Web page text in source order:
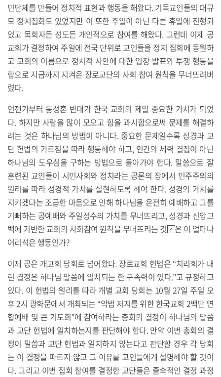
민단체를 만들어 정치적 표현과 행동을 해왔다. 기독교인들의 대규
모 정치집회도 있었지만 이 또한 주일이 아닌 다른 휴일에 진행되
었고 목회자든 성도든 개인적으로 참여를 해왔다. 그런데 이제 공
교회가 결정하여 주일에 전국 단위로 교인들을 정치 집회에 동원하
고 교회의 이름으로 정치적 사안에 대한 입장 발표와 투쟁 행동을
함으로 지금까지 지켜온 장로교단의 사회 참여 원칙을 무너뜨려버
렸다.
언젠가부터 동성혼 반대가 한국 교회의 제일 중요한 가치가 되었
다. 하지만 사람을 많이 모으고 힘을 과시함으로써 문제를 해결하
려는 것은 하나님의 방법이 아니다. 중요한 문제일수록 성경과 교
단 헌법의 가르침을 따라 행동해야 하고, 인간의 세력 결집이 아닌
하나님의 도우심을 구하는 방법으로 돌아가야 한다. 말씀으로 잘
훈련된 교인들이 시민사회와 정치라는 공론의 장에서 민주주의의
원리를 따라 성경적 가치를 실현하도록 해야 한다. 성경의 가치를
지키겠다는 조급한 마음으로 인해 하나님을 온전히 예배하고 그를
기뻐하는 공예배와 주일성수의 가치를 무너뜨리고, 성경과 신앙고
백에 기반한 교회의 사회참여 원칙을 무너뜨리는 것은 이 얼마나
어리석은 행동인가?
이제 공은 개교회 당회로 넘어왔다. 장로교회 헌법은 “치리회가 내
린 결정은 하나님 말씀에 일치되는 한 구속력이 있다.”고 규정하고
있다. 이 헌법의 원리를 따라 개별 교회 당회는 10월 27일 주일 오
후 2시 광화문에서 개최되는 “악법 저지를 위한 한국교회 2백만 연
합예배 및 큰 기도회”에 참여하라는 총회의 결정이 하나님의 말씀
과 교단 헌법에 일치하는지를 판단해야 한다. 만약 이번 총회의 결
정이 말씀과 교단 헌법과 일치하지 않는다고 판단할 경우 각 당회
는 이 결정을 따르지 않고 그 이유를 교인들에게 설명해야 할 것이
다. 그리고 이번 집회 참여를 결정한 교단들은 졸속적인 결정 과정